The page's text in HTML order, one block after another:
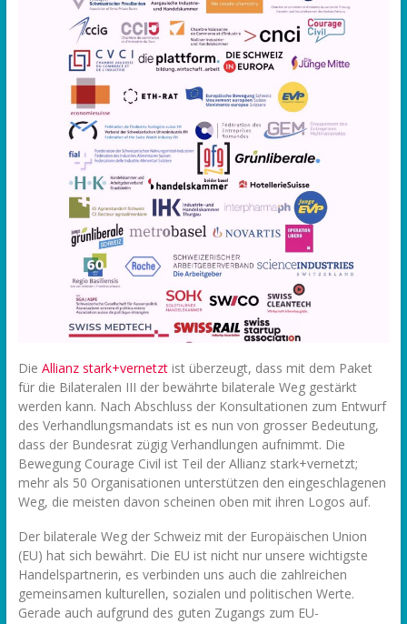
Die Allianz stark+vernetztist überzeugt, dass mit dem Paket
für die Bilateralen III der bewährte bilaterale Weg gestärkt
werden kann. Nach Abschluss der Konsultationen zum Entwurf
des Verhandlungsmandats ist es nun von grosser Bedeutung,
dass der Bundesrat zügig Verhandlungen aufnimmt. Die
Bewegung Courage Civil ist Teil der Allianz stark+vernetzt;
mehr als 50 Organisationen unterstützen den eingeschlagenen
Weg, die meisten davon scheinen oben mit ihren Logos auf.
Der bilaterale Weg der Schweiz mit der Europäischen Union
(EU) hat sich bewährt. Die EU ist nicht nur unsere wichtigste
Handelspartnerin, es verbinden uns auch die zahlreichen
gemeinsamen kulturellen, sozialen und politischen Werte.
Gerade auch aufgrund des guten Zugangs zum EU-